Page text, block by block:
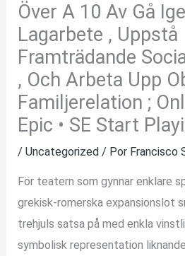
Över A 10 Av Gå
Lagarbete , Uppstå
Framträdande
, Och Arbeta Upp
Familjerelation ;
Epic • SE Start
/Uncategorized / Por Francisco
För teatern som gynnar enklare
grekisk-romerska expansionslot
trehjuls satsa på med enkla
symbolisk representation